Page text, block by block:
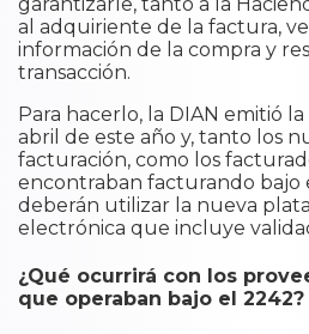
al adquiriente de la factura,
información de la compra y
transacción.
Para hacerlo, la DIAN emitió
abril de este año y, tanto los
facturación, como los
encontraban facturando bajo
deberán utilizar la nueva
electrónica que incluye
¿Qué ocurrirá con los
que operaban bajo el 2242?​